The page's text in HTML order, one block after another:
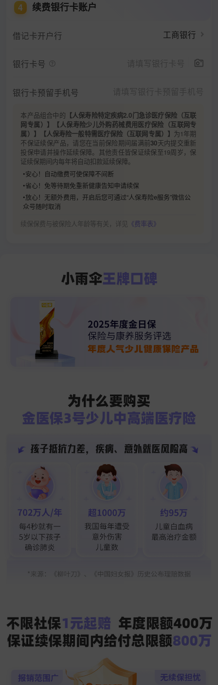
4 续费银行卡账户
借记卡开户行 工商银行
银行卡号
银行卡预留手机号
本产品组合中的 【人保寿险特定疾病2.0门急诊医疗保险（互联
网专属）】
【人保寿险少儿外购药械费用医疗保险（互联网专
属）】
【人保寿险一般特需医疗保险（互联网专属）】 为1年期
不保证续保产品，请您在当前保险期间届满前30天内提交重新
投保申请并操作延续保障。其他责任皆保证续保至19周岁，保
证续保期间内每年将自动扣款延续保障。
•安心！自动缴费可使保障不间断
•省心！免等待期免重新健康告知申请续保
•放心！无额外费用，开启后您可通过“人保寿险e服务”微信公
众号随时取消
续保保费与被保险人年龄等有关，详见 《费率表》